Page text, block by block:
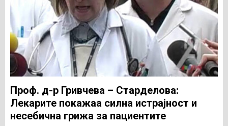
Проф. д-р Гривчева – Старделова:
Лекарите покажаа силна истрајност и
несебична грижа за пациентите